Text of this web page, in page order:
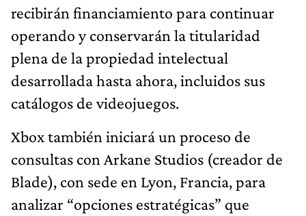
recibirán financiamiento para continuar
operando y conservarán la titularidad
plena de la propiedad intelectual
desarrollada hasta ahora, incluidos sus
catálogos de videojuegos.
Xbox también iniciará un proceso de
consultas con Arkane Studios (creador de
Blade), con sede en Lyon, Francia, para
analizar “opciones estratégicas” que